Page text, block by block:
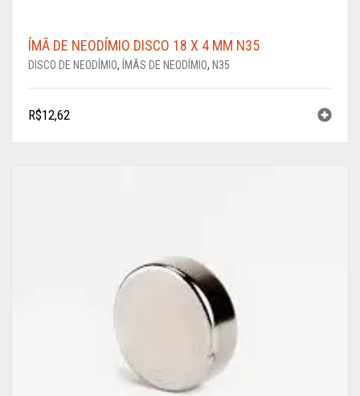
ÍMÃ DE NEODÍMIO DISCO 18 X 4 MM N35
DISCO DE NEODÍMIO, ÍMÃS DE NEODÍMIO, N35
R$12,62